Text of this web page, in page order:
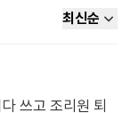
최신순
쓰고 조리원 퇴